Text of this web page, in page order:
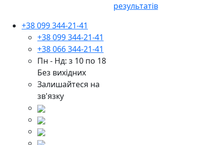
результатів
+38 099 344-21-41
+38 099 344-21-41
+38 066 344-21-41
Пн - Нд: з 10 по 18
Без вихідних
Залишайтеся на
зв'язку